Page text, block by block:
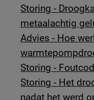
Storing -
metaalachtig
Advies - Hoe
Storing -
Storing - Het
nadat het werd